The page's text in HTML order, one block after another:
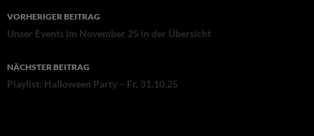
Beitragsnavigation
VORHERIGER BEITRAG
Unser Events im November 25 in der Übersicht
NÄCHSTER BEITRAG
Playlist: Halloween Party – Fr, 31.10.25